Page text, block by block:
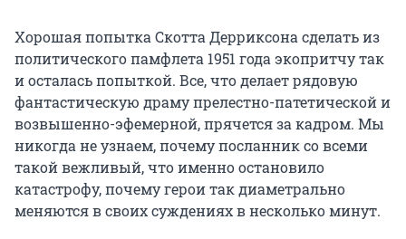
Хорошая попытка Скотта Дерриксона сделать из
политического памфлета 1951 года экопритчу так
и осталась попыткой. Все, что делает рядовую
фантастическую драму прелестно-патетической и
возвышенно-эфемерной, прячется за кадром. Мы
никогда не узнаем, почему посланник со всеми
такой вежливый, что именно остановило
катастрофу, почему герои так диаметрально
меняются в своих суждениях в несколько минут.